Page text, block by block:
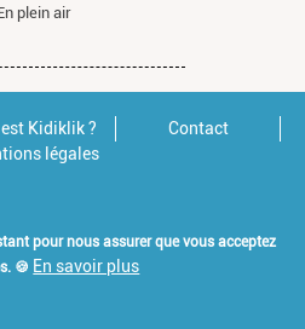
plein air
Kidiklik ?
Contact
légales
pour nous assurer que vous acceptez
🍪 En savoir plus